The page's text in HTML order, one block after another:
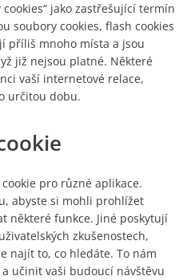
jako zastřešující termín
soubory cookies, flash cookies
příliš mnoho místa a jsou
již nejsou platné. Některé
vaší internetové relace,
určitou dobu.
pro různé aplikace.
abyste si mohli prohlížet
některé funkce. Jiné poskytují
zkušenostech,
najít to, co hledáte. To nám
učinit vaši budoucí návštěvu